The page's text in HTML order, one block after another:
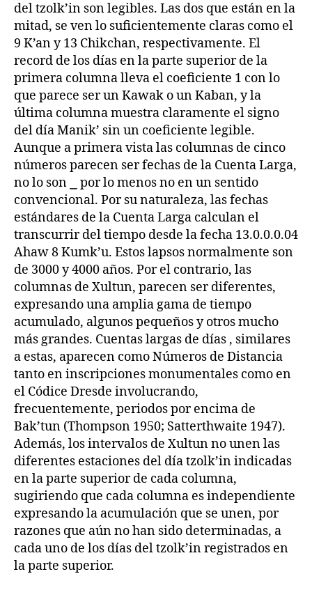
del tzolk’in son legibles. Las dos que están en la
mitad, se ven lo suficientemente claras como el
9 K’an y 13 Chikchan, respectivamente. El
record de los días en la parte superior de la
primera columna lleva el coeficiente 1 con lo
que parece ser un Kawak o un Kaban, y la
última columna muestra claramente el signo
del día Manik’ sin un coeficiente legible.
Aunque a primera vista las columnas de cinco
números parecen ser fechas de la Cuenta Larga,
no lo son ⎯ por lo menos no en un sentido
convencional. Por su naturaleza, las fechas
estándares de la Cuenta Larga calculan el
transcurrir del tiempo desde la fecha 13.0.0.0.04
Ahaw 8 Kumk’u. Estos lapsos normalmente son
de 3000 y 4000 años. Por el contrario, las
columnas de Xultun, parecen ser diferentes,
expresando una amplia gama de tiempo
acumulado, algunos pequeños y otros mucho
más grandes. Cuentas largas de días , similares
a estas, aparecen como Números de Distancia
tanto en inscripciones monumentales como en
el Códice Dresde involucrando,
frecuentemente, periodos por encima de
Bak’tun (Thompson 1950; Satterthwaite 1947).
Además, los intervalos de Xultun no unen las
diferentes estaciones del día tzolk’in indicadas
en la parte superior de cada columna,
sugiriendo que cada columna es independiente
expresando la acumulación que se unen, por
razones que aún no han sido determinadas, a
cada uno de los días del tzolk’in registrados en
la parte superior.